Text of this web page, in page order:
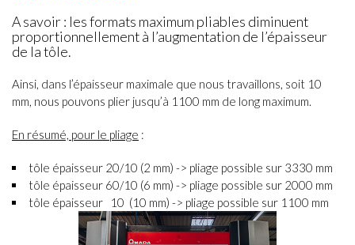
A savoir : les formats maximum pliables diminuent
proportionnellement à l’augmentation de l’épaisseur
de la tôle.
Ainsi, dans l’épaisseur maximale que nous travaillons, soit 10
mm, nous pouvons plier jusqu’à 1100 mm de long maximum.
En résumé, pour le pliage :
tôle épaisseur 20/10 (2 mm) -> pliage possible sur 3330 mm
tôle épaisseur 60/10 (6 mm) -> pliage possible sur 2000 mm
tôle épaisseur 10 (10 mm) -> pliage possible sur 1100 mm